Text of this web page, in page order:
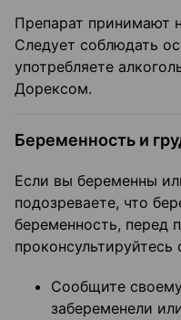
Препарат принимают
Следует соблюдать
употребляете
Дорексом.
Беременность и
Если вы беременны
подозреваете, что
беременность, перед
Сообщите
забеременели